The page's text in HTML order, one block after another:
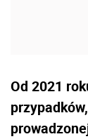
Od 2021